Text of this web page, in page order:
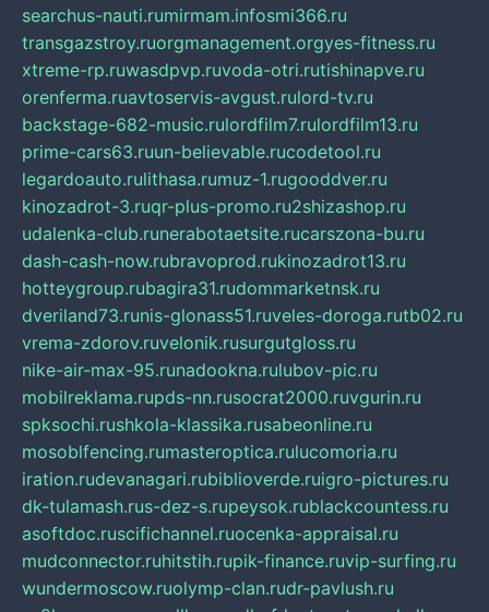
searchus-nauti.rumirmam.infosmi366.ru
transgazstroy.ruorgmanagement.orgyes-fitness.ru
xtreme-rp.ruwasdpvp.ruvoda-otri.rutishinapve.ru
orenferma.ruavtoservis-avgust.rulord-tv.ru
backstage-682-music.rulordfilm7.rulordfilm13.ru
prime-cars63.ruun-believable.rucodetool.ru
legardoauto.rulithasa.rumuz-1.rugooddver.ru
kinozadrot-3.ruqr-plus-promo.ru2shizashop.ru
udalenka-club.runerabotaetsite.rucarszona-bu.ru
dash-cash-now.rubravoprod.rukinozadrot13.ru
hotteygroup.rubagira31.rudommarketnsk.ru
dveriland73.runis-glonass51.ruveles-doroga.rutb02.ru
vrema-zdorov.ruvelonik.rusurgutgloss.ru
nike-air-max-95.runadookna.rulubov-pic.ru
mobilreklama.rupds-nn.rusocrat2000.ruvgurin.ru
spksochi.rushkola-klassika.rusabeonline.ru
mosoblfencing.rumasteroptica.rulucomoria.ru
iration.rudevanagari.rubiblioverde.ruigro-pictures.ru
dk-tulamash.rus-dez-s.rupeysok.rublackcountess.ru
asoftdoc.ruscifichannel.ruocenka-appraisal.ru
mudconnector.ruhitstih.rupik-finance.ruvip-surfing.ru
wundermoscow.ruolymp-clan.rudr-pavlush.ru